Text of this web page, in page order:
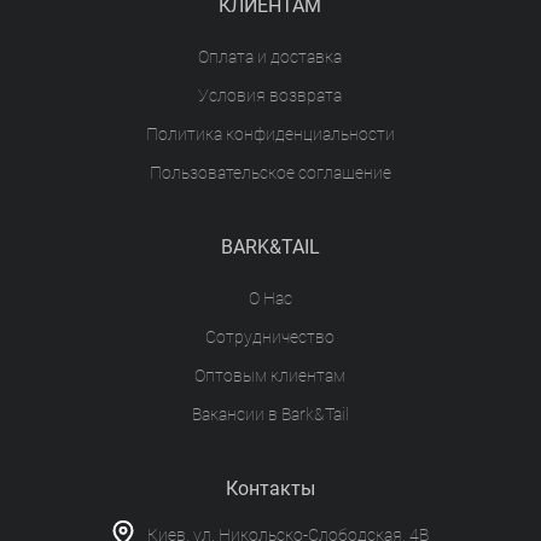
КЛИЕНТАМ
Оплата и доставка
Условия возврата
Политика конфиденциальности
Пользовательское соглашение
BARK&TAIL
О Нас
Сотрудничество
Оптовым клиентам
Вакансии в Bark&Tail
Контакты
Киев, ул. Никольско-Слободская, 4В